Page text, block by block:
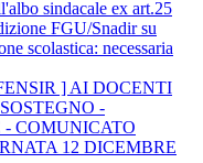
sindacale ex art.25
FGU/Snadir su
scolastica: necessaria
] AI DOCENTI
-
COMUNICATO
12 DICEMBRE